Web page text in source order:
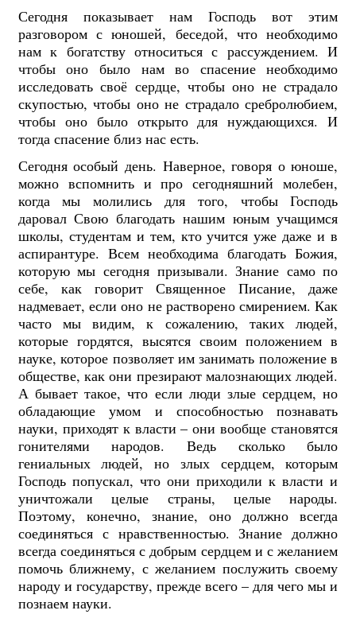
Сегодня показывает нам Господь вот этим
разговором с юношей, беседой, что необходимо
нам к богатству относиться с рассуждением. И
чтобы оно было нам во спасение необходимо
исследовать своё сердце, чтобы оно не страдало
скупостью, чтобы оно не страдало сребролюбием,
чтобы оно было открыто для нуждающихся. И
тогда спасение близ нас есть.
Сегодня особый день. Наверное, говоря о юноше,
можно вспомнить и про сегодняшний молебен,
когда мы молились для того, чтобы Господь
даровал Свою благодать нашим юным учащимся
школы, студентам и тем, кто учится уже даже и в
аспирантуре. Всем необходима благодать Божия,
которую мы сегодня призывали. Знание само по
себе, как говорит Священное Писание, даже
надмевает, если оно не растворено смирением. Как
часто мы видим, к сожалению, таких людей,
которые гордятся, высятся своим положением в
науке, которое позволяет им занимать положение в
обществе, как они презирают малознающих людей.
А бывает такое, что если люди злые сердцем, но
обладающие умом и способностью познавать
науки, приходят к власти – они вообще становятся
гонителями народов. Ведь сколько было
гениальных людей, но злых сердцем, которым
Господь попускал, что они приходили к власти и
уничтожали целые страны, целые народы.
Поэтому, конечно, знание, оно должно всегда
соединяться с нравственностью. Знание должно
всегда соединяться с добрым сердцем и с желанием
помочь ближнему, с желанием послужить своему
народу и государству, прежде всего – для чего мы и
познаем науки.